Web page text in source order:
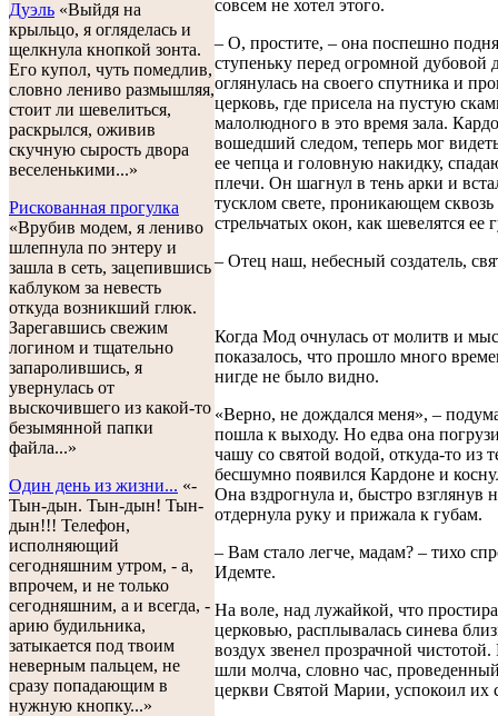
Дуэль «Выйдя на
крыльцо, я огляделась и
щелкнула кнопкой зонта.
Его купол, чуть помедлив,
словно лениво размышляя,
стоит ли шевелиться,
раскрылся, оживив
скучную сырость двора
веселенькими...»
Рискованная прогулка
«Врубив модем, я лениво
шлепнула по энтеру и
зашла в сеть, зацепившись
каблуком за невесть
откуда возникший глюк.
Зарегавшись свежим
логином и тщательно
запаролившись, я
увернулась от
выскочившего из какой-то
безымянной папки
файла...»
Один день из жизни... «-
Тын-дын. Тын-дын! Тын-
дын!!! Телефон,
исполняющий
сегодняшним утром, - а,
впрочем, и не только
сегодняшним, а и всегда, -
арию будильника,
затыкается под твоим
неверным пальцем, не
сразу попадающим в
нужную кнопку...»
совсем не хотел этого.
– О, простите, – она поспешно
ступеньку перед огромной дубовой
оглянулась на своего спутника и
церковь, где присела на пустую
малолюдного в это время зала.
вошедший следом, теперь мог
ее чепца и головную накидку,
плечи. Он шагнул в тень арки и
тусклом свете, проникающем
стрельчатых окон, как шевелятся ее
– Отец наш, небесный создатель,
Когда Мод очнулась от молитв и
показалось, что прошло много
нигде не было видно.
«Верно, не дождался меня», –
пошла к выходу. Но едва она
чашу со святой водой, откуда-то из
бесшумно появился Кардоне и
Она вздрогнула и, быстро взглянув
отдернула руку и прижала к губам.
– Вам стало легче, мадам? – тихо
Идемте.
На воле, над лужайкой, что
церковью, расплывалась синева
воздух звенел прозрачной
шли молча, словно час,
церкви Святой Марии, успокоил их